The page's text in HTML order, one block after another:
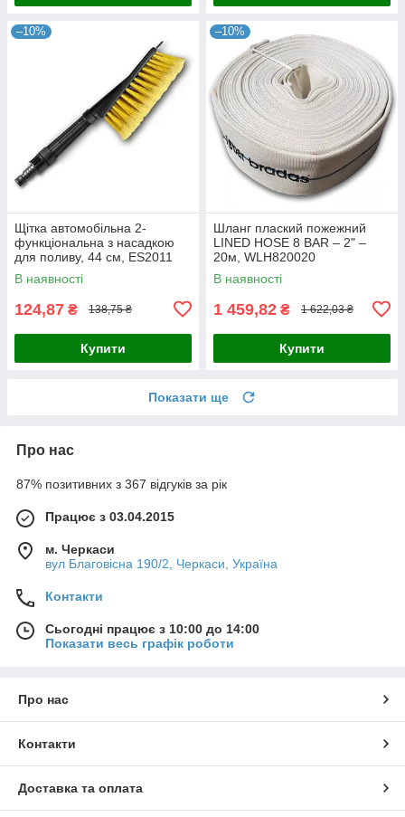
–10%
Щітка автомобільна 2-
функціональна з насадкою
для поливу, 44 см, ES2011
В наявності
124,87 ₴ 138,75 ₴
Купити
–10%
Шланг плаский пожежний
LINED HOSE 8 BAR – 2" –
20м, WLH820020
В наявності
1 459,82 ₴ 1 622,03 ₴
Купити
Показати ще
Про нас
87% позитивних з 367 відгуків за рік
Працює з 03.04.2015
м. Черкаси
вул Благовісна 190/2, Черкаси, Україна
Контакти
Сьогодні працює з 10:00 до 14:00
Показати весь графік роботи
Про нас
Контакти
Доставка та оплата